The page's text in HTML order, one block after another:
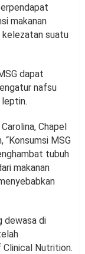
makanan
kelezatan suatu
dapat
nafsu
Chapel
“Konsumsi MSG
tubuh
makanan
dewasa di
Clinical Nutrition.